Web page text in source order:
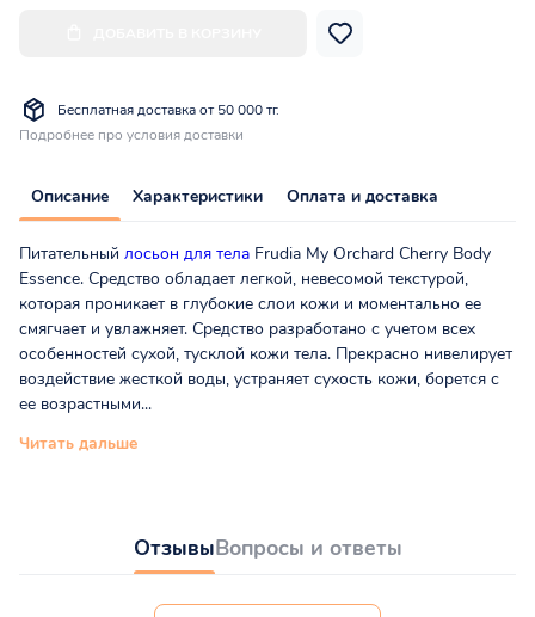
Бесплатная доставка от 50 000 тг.
Подробнее про условия доставки
Описание Характеристики Оплата и доставка
Питательный лосьон для тела Frudia My Orchard Cherry Body
Essence. Средство обладает легкой, невесомой текстурой,
которая проникает в глубокие слои кожи и моментально ее
смягчает и увлажняет. Средство разработано с учетом всех
особенностей сухой, тусклой кожи тела. Прекрасно нивелирует
воздействие жесткой воды, устраняет сухость кожи, борется с
ее возрастными...
Читать дальше
ОтзывыВопросы и ответы